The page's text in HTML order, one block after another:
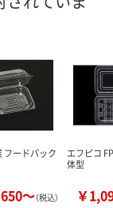
フードパック
～（税込）
エフピコ
体型
￥